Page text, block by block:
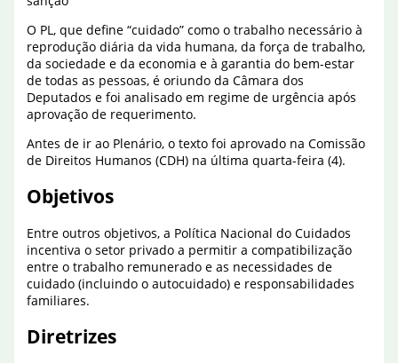
O PL, que define “cuidado” como o trabalho necessário à
reprodução diária da vida humana, da força de trabalho,
da sociedade e da economia e à garantia do bem-estar
de todas as pessoas, é oriundo da Câmara dos
Deputados e foi analisado em regime de urgência após
aprovação de requerimento.
Antes de ir ao Plenário, o texto foi aprovado na Comissão
de Direitos Humanos (CDH) na última quarta-feira (4).
Objetivos
Entre outros objetivos, a Política Nacional do Cuidados
incentiva o setor privado a permitir a compatibilização
entre o trabalho remunerado e as necessidades de
cuidado (incluindo o autocuidado) e responsabilidades
familiares.
Diretrizes